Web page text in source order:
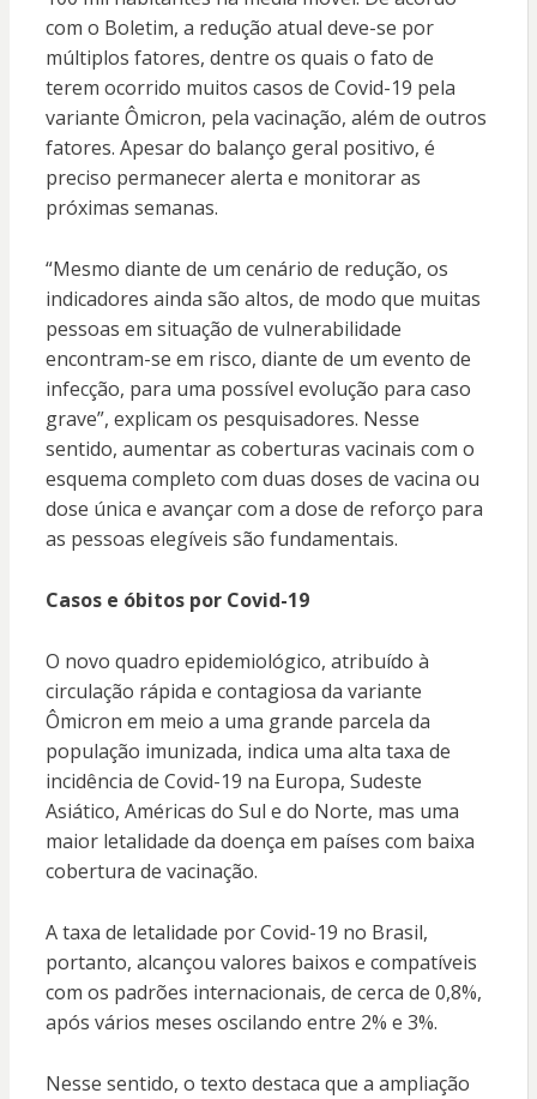
com o Boletim, a redução atual deve-se por
múltiplos fatores, dentre os quais o fato de
terem ocorrido muitos casos de Covid-19 pela
variante Ômicron, pela vacinação, além de outros
fatores. Apesar do balanço geral positivo, é
preciso permanecer alerta e monitorar as
próximas semanas.
“Mesmo diante de um cenário de redução, os
indicadores ainda são altos, de modo que muitas
pessoas em situação de vulnerabilidade
encontram-se em risco, diante de um evento de
infecção, para uma possível evolução para caso
grave”, explicam os pesquisadores. Nesse
sentido, aumentar as coberturas vacinais com o
esquema completo com duas doses de vacina ou
dose única e avançar com a dose de reforço para
as pessoas elegíveis são fundamentais.
Casos e óbitos por Covid-19
O novo quadro epidemiológico, atribuído à
circulação rápida e contagiosa da variante
Ômicron em meio a uma grande parcela da
população imunizada, indica uma alta taxa de
incidência de Covid-19 na Europa, Sudeste
Asiático, Américas do Sul e do Norte, mas uma
maior letalidade da doença em países com baixa
cobertura de vacinação.
A taxa de letalidade por Covid-19 no Brasil,
portanto, alcançou valores baixos e compatíveis
com os padrões internacionais, de cerca de 0,8%,
após vários meses oscilando entre 2% e 3%.
Nesse sentido, o texto destaca que a ampliação